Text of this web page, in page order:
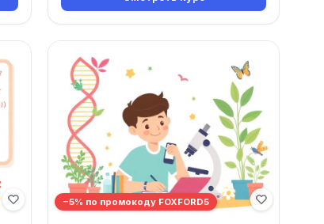
−5% по промокоду FOXFORD5